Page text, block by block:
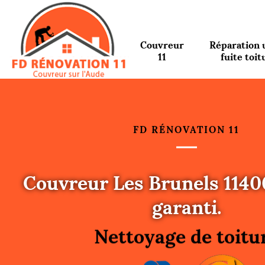
Couvreur
11
Réparation
fuite
FD RÉNOVATION 11
Couvreur Les Brunels
garanti.
Urgence fuite
Changement de
Nettoyage de